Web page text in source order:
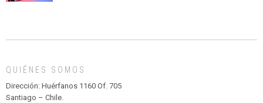
MADAGASCAR
PARQUE
HURATDO
QUIÉNES SOMOS
Dirección: Huérfanos 1160 Of. 705
Santiago – Chile.